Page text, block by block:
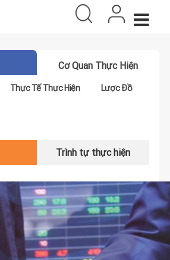
Cơ Quan Thực Hiện
Thực Tế Thực Hiện Lược Đồ
Trình tự thực hiện